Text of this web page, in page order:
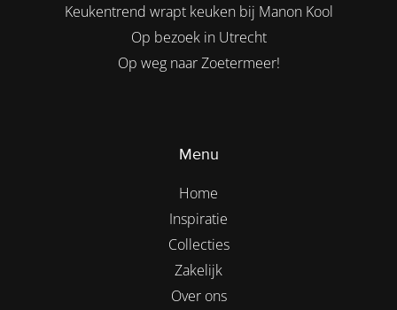
Keukentrend wrapt keuken bij Manon Kool
Op bezoek in Utrecht
Op weg naar Zoetermeer!
Menu
Home
Inspiratie
Collecties
Zakelijk
Over ons